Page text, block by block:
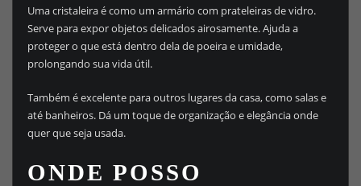
Uma cristaleira é como um armário com prateleiras de vidro.
Serve para expor objetos delicados airosamente. Ajuda a
proteger o que está dentro dela de poeira e umidade,
prolongando sua vida útil.
Também é excelente para outros lugares da casa, como salas e
até banheiros. Dá um toque de organização e elegância onde
quer que seja usada.
ONDE POSSO